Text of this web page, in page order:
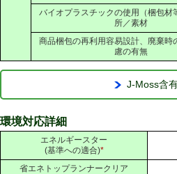
バイオプラスチックの使用（梱包材
所／素材
商品梱包の再利用容易設計、廃棄時
慮の有無
J-Moss含
環境対応詳細
エネルギースター
(基準への適合)*
省エネトップランナークリア